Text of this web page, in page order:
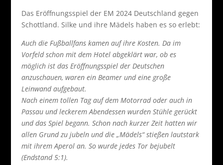
Das Eröffnungsspiel der EM 2024 Deutschland gegen
Schottland. Silke und ihre Mädels haben es so erlebt:
Auch die Fußballfans kamen auf ihre Kosten. Da im
Vorfeld schon mit dem Hotel abgeklärt war, ob es
möglich ist das Eröffnungsspiel der Deutschen
anzuschauen, waren ein Beamer und eine große
Leinwand aufgebaut.
Nach einem tollen Tag auf dem Motorrad oder auch in
Passau und leckerem Abendessen wurden Stühle gerückt
und das Spiel begann. Schon nach kurzer Zeit hatten wir
allen Grund zu jubeln und die „Mädels“ stießen lautstark
mit ihrem Aperol an. So wurde jedes Tor bejubelt
(Endstand 5:1).